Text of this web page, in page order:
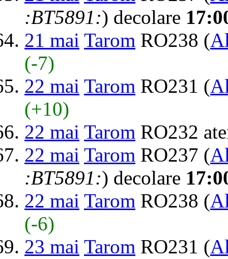
:BT5891:) decolare
21 mai Tarom RO238 (
(-7)
22 mai Tarom RO231 (
(+10)
22 mai Tarom RO232
22 mai Tarom RO237 (
:BT5891:) decolare
22 mai Tarom RO238 (
(-6)
23 mai Tarom RO231 (